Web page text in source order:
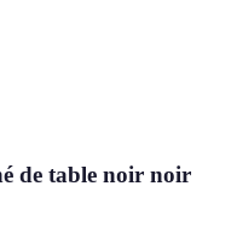
de table noir noir